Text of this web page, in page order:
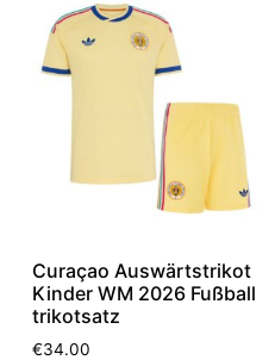
Curaçao Auswärtstrikot
Kinder WM 2026 Fußball
trikotsatz
€34.00